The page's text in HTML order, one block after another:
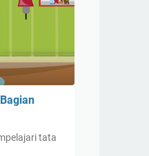
tata